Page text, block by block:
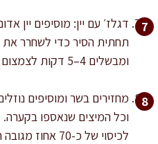
דגלז׳ עם יין: מוסיפים יין
תחתית הסיר כדי לשחרר
ומבשלים 4–5 דקות לצמצום קל ולהורדת אלכוהול.
מחזירים בשר ומוסיפים
וכל המיצים שנאספו בקערה.
לכיסוי של כ-70